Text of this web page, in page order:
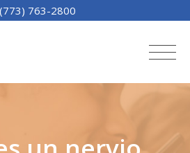
763-2800